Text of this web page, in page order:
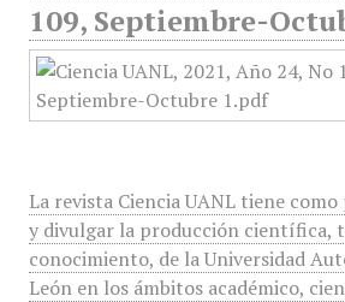
109, Septiembre-
La revista Ciencia UANL tiene
y divulgar la producción científica,
conocimiento, de la Universidad
León en los ámbitos académico,